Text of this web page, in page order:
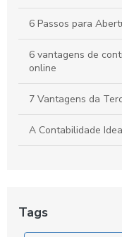
6 Passos para
6 vantagens de
online
7 Vantagens da
A Contabilidade
Tags